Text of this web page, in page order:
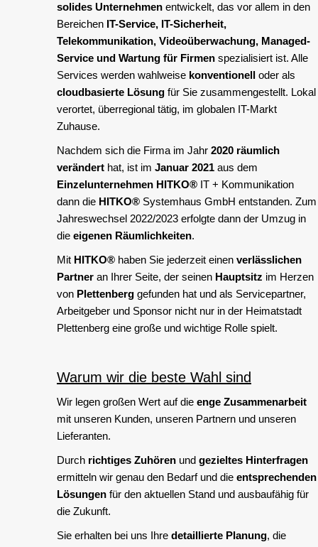
solides Unternehmen entwickelt, das vor allem in den
Bereichen IT-Service, IT-Sicherheit,
Telekommunikation, Videoüberwachung, Managed-
Service und Wartung für Firmen spezialisiert ist. Alle
Services werden wahlweise konventionell oder als
cloudbasierte Lösung für Sie zusammengestellt. Lokal
verortet, überregional tätig, im globalen IT-Markt
Zuhause.
Nachdem sich die Firma im Jahr 2020 räumlich
verändert hat, ist im Januar 2021 aus dem
Einzelunternehmen HITKO® IT + Kommunikation
dann die HITKO® Systemhaus GmbH entstanden. Zum
Jahreswechsel 2022/2023 erfolgte dann der Umzug in
die eigenen Räumlichkeiten.
Mit HITKO® haben Sie jederzeit einen verlässlichen
Partner an Ihrer Seite, der seinen Hauptsitz im Herzen
von Plettenberg gefunden hat und als Servicepartner,
Arbeitgeber und Sponsor nicht nur in der Heimatstadt
Plettenberg eine große und wichtige Rolle spielt.
Warum wir die beste Wahl sind
Wir legen großen Wert auf die enge Zusammenarbeit
mit unseren Kunden, unseren Partnern und unseren
Lieferanten.
Durch richtiges Zuhören und gezieltes Hinterfragen
ermitteln wir genau den Bedarf und die entsprechenden
Lösungen für den aktuellen Stand und ausbaufähig für
die Zukunft.
Sie erhalten bei uns Ihre detaillierte Planung, die